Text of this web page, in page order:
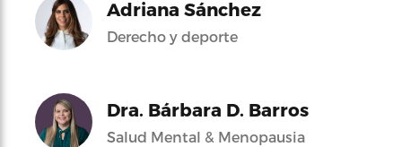
Adriana Sánchez
Derecho y deporte
Dra. Bárbara D. Barros
Salud Mental & Menopausia